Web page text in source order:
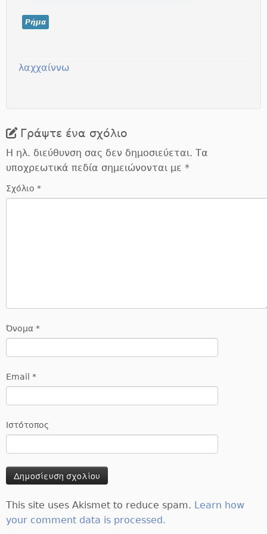
Ρήμα
λαχχαίννω
Γράψτε ένα σχόλιο
Η ηλ. διεύθυνση σας δεν δημοσιεύεται. Τα
υποχρεωτικά πεδία σημειώνονται με *
Σχόλιο *
Όνομα *
Email *
Ιστότοπος
This site uses Akismet to reduce spam. Learn how
your comment data is processed.